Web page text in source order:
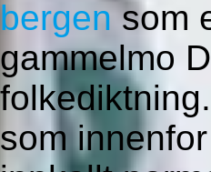
bergensom
gammelmo
som